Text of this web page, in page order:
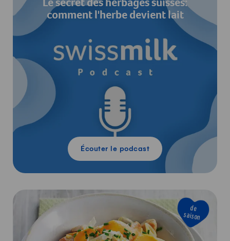
Le secret des herbages suisses:
comment l'herbe devient lait
Écouter le podcast
de
saison